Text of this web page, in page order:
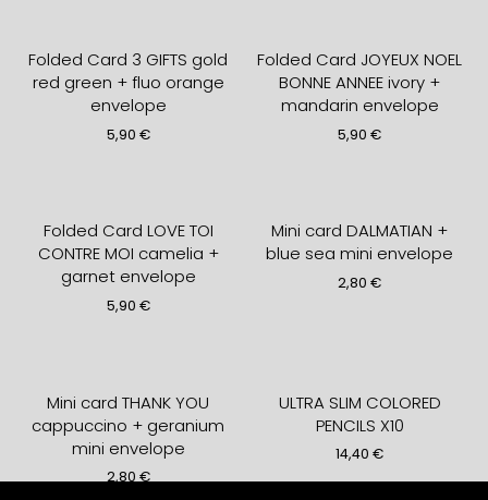
Folded Card 3 GIFTS gold
red green + fluo orange
envelope
5,90 €
Folded Card JOYEUX NOEL
BONNE ANNEE ivory +
mandarin envelope
5,90€
Folded Card LOVE TOI
CONTRE MOI camelia +
garnet envelope
5,90 €
Mini card DALMATIAN +
blue sea mini envelope
2,80€
Mini card THANK YOU
cappuccino + geranium
mini envelope
2,80 €
ULTRA SLIM COLORED
PENCILS X10
14,40€